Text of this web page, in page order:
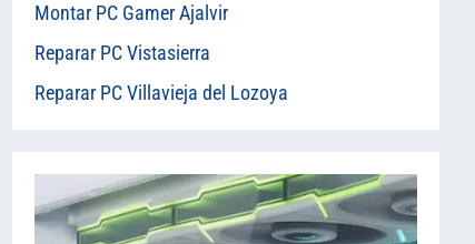
Montar PC Gamer Ajalvir
Reparar PC Vistasierra
Reparar PC Villavieja del Lozoya